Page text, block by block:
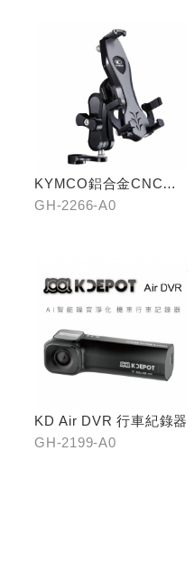
KYMCO鋁合金CNC減
震手機架
GH-2266-A0
KD Air DVR 行車紀錄器
GH-2199-A0